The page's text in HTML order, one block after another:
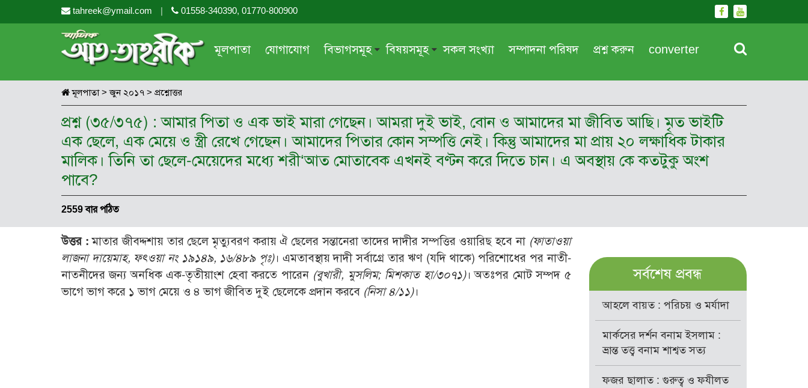
tahreek@ymail.com | 01558-340390, 01770-800900
মূলপাতা যোগাযোগ বিভাগসমূহ
দরসে কুরআন
দরসে হাদীছ
প্রবন্ধ সমুহ
মহিলা অঙ্গন
আরও
বিষয়সমূহ
শিক্ষা ও সংস্কৃতি
নারী সমাজ
আত্মশুদ্ধি
তারবিয়াত
আরও
সকল সংখ্যা সম্পাদনা পরিষদ প্রশ্ন করুন converter
মূলপাতা> জুন ২০১৭ > প্রশ্নোত্তর
প্রশ্ন (৩৫/৩৭৫) : আমার পিতা ও এক ভাই মারা গেছেন। আমরা দুই ভাই, বোন ও আমাদের মা জীবিত আছি। মৃত ভাইটি
এক ছেলে, এক মেয়ে ও স্ত্রী রেখে গেছেন। আমাদের পিতার কোন সম্পত্তি নেই। কিন্তু আমাদের মা প্রায় ২০ লক্ষাধিক টাকার
মালিক। তিনি তা ছেলে-মেয়েদের মধ্যে শরী‘আত মোতাবেক এখনই বণ্টন করে দিতে চান। এ অবস্থায় কে কতটুকু অংশ
পাবে?
2559 বার পঠিত
উত্তর :মাতার জীবদ্দশায় তার ছেলে মৃত্যুবরণ করায় ঐ ছেলের সন্তানেরা তাদের দাদীর সম্পত্তির ওয়ারিছ হবে না (ফাতাওয়া
লাজনা দায়েমাহ, ফৎওয়া নং ১৯১৪৯, ১৬/৪৮৯ পৃঃ)। এমতাবস্থায় দাদী সর্বাগ্রে তার ঋণ (যদি থাকে) পরিশোধের পর নাতী-
নাতনীদের জন্য অনধিক এক-তৃতীয়াংশ হেবা করতে পারেন (বুখারী, মুসলিম; মিশকাত হা/৩০৭১)। অতঃপর মোট সম্পদ ৫
ভাগে ভাগ করে ১ ভাগ মেয়ে ও ৪ ভাগ জীবিত দুই ছেলেকে প্রদান করবে (নিসা ৪/১১)।
সর্বশেষ প্রবন্ধ
আহলে বায়ত : পরিচয় ও মর্যাদা
মার্কসের দর্শন বনাম ইসলাম :
ভ্রান্ত তত্ত্ব বনাম শাশ্বত সত্য
ফজর ছালাত : গুরুত্ব ও ফযীলত